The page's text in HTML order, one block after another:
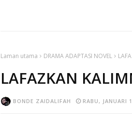
Laman utama DRAMA ADAPTASI NOVEL
LAFAZKAN
BONDE ZAIDALIFAH RABU, JANUARI